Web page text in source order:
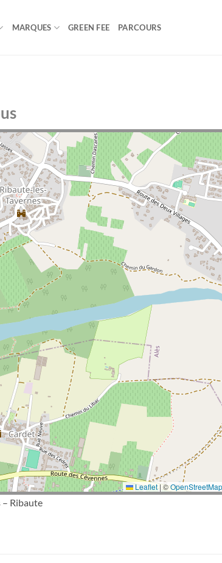
MARQUES GREEN FEE PARCOURS
Leaflet|©OpenStreetMap
– Ribaute